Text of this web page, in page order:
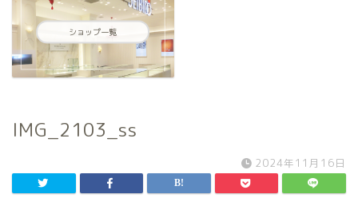
ショップ一覧
IMG_2103_ss
2024年11月16日